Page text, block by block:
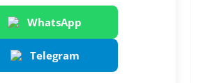
WhatsApp
Telegram